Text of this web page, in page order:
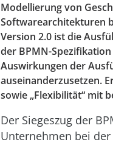
Modellierung von
Softwarearchitekturen
Version 2.0 ist die
der BPMN-
Auswirkungen der
auseinanderzusetzen.
sowie „Flexibilität“ mit
Der Siegeszug der
Unternehmen bei